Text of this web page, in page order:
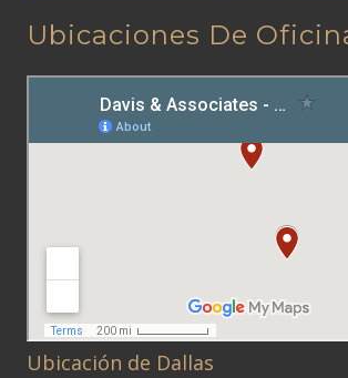
Ubicaciones De
Ubicación de Dallas